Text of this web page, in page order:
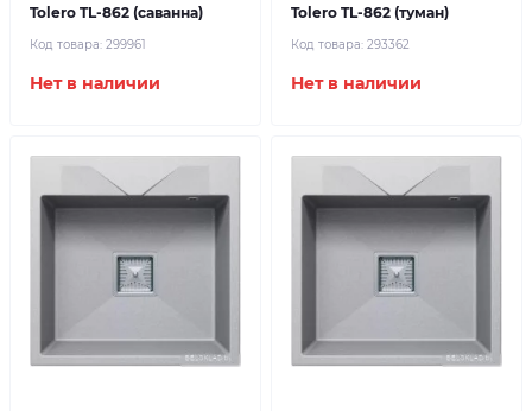
Tolero TL-862 (саванна)
Код товара: 299961
Нет в наличии
Tolero TL-862 (туман)
Код товара: 293362
Нет в наличии